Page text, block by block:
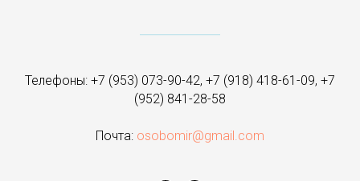
Телефоны: +7 (953) 073-90-42, +7 (918) 418-61-09, +7
(952) 841-28-58
Почта: osobomir@gmail.com